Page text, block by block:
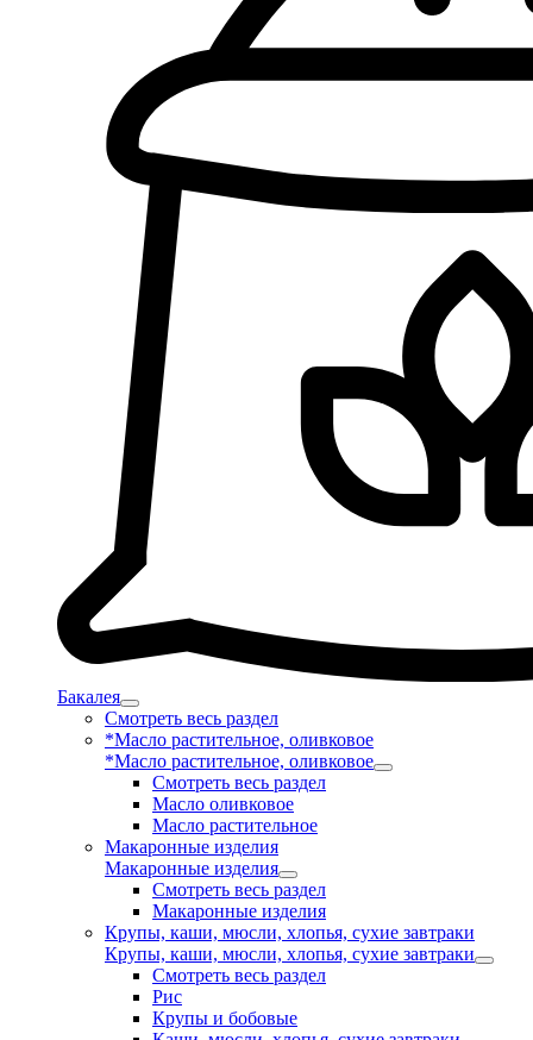
Бакалея
Смотреть весь раздел
*Масло растительное, оливковое
*Масло растительное, оливковое
Смотреть весь раздел
Масло оливковое
Масло растительное
Макаронные изделия
Макаронные изделия
Смотреть весь раздел
Макаронные изделия
Крупы, каши, мюсли, хлопья, сухие завтраки
Крупы, каши, мюсли, хлопья, сухие завтраки
Смотреть весь раздел
Рис
Крупы и бобовые